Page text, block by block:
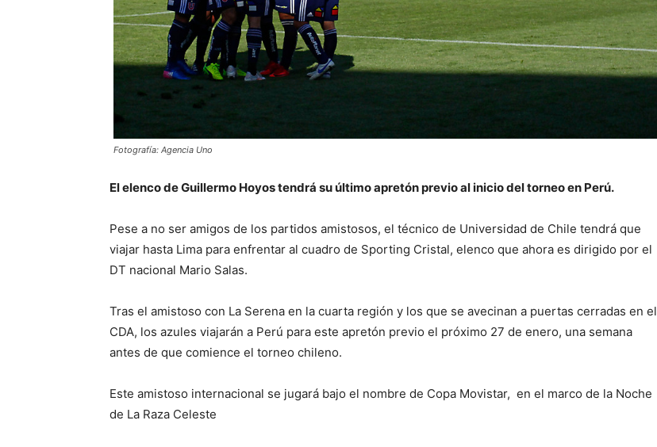
Fotografía: Agencia Uno
El elenco de Guillermo Hoyos tendrá su último apretón previo al inicio del torneo en Perú.
Pese a no ser amigos de los partidos amistosos, el técnico de Universidad de Chile tendrá que
viajar hasta Lima para enfrentar al cuadro de Sporting Cristal, elenco que ahora es dirigido por el
DT nacional Mario Salas.
Tras el amistoso con La Serena en la cuarta región y los que se avecinan a puertas cerradas en el
CDA, los azules viajarán a Perú para este apretón previo el próximo 27 de enero, una semana
antes de que comience el torneo chileno.
Este amistoso internacional se jugará bajo el nombre de Copa Movistar, en el marco de la Noche
de La Raza Celeste